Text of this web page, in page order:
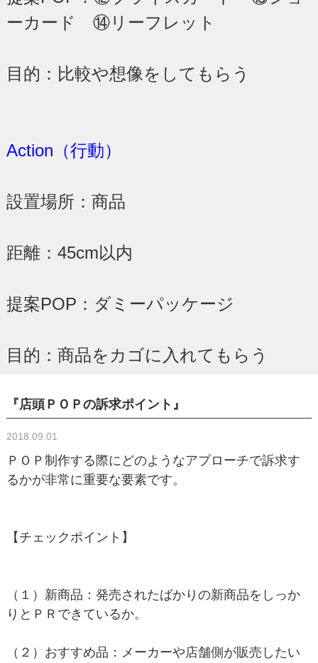
ーカード ⑭リーフレット
目的：比較や想像をしてもらう
Action（行動）
設置場所：商品
距離：45cm以内
提案POP：ダミーパッケージ
目的：商品をカゴに入れてもらう
『店頭ＰＯＰの訴求ポイント』
2018.09.01
ＰＯＰ制作する際にどのようなアプローチで訴求す
るかが非常に重要な要素です。
【チェックポイント】
（１）新商品：発売されたばかりの新商品をしっか
りとＰＲできているか。
（２）おすすめ品：メーカーや店舗側が販売したい